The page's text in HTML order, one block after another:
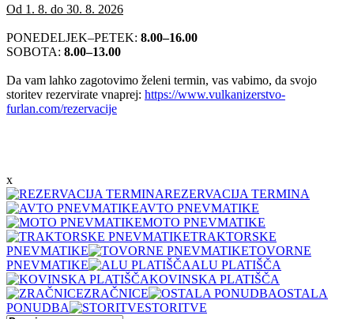
Od 1. 8. do 30. 8. 2026
PONEDELJEK–PETEK: 8.00–16.00
SOBOTA: 8.00–13.00
Da vam lahko zagotovimo želeni termin, vas vabimo, da svojo
storitev rezervirate vnaprej: https://www.vulkanizerstvo-
furlan.com/rezervacije
x
REZERVACIJA TERMINA
AVTO PNEVMATIKE
MOTO PNEVMATIKE
TRAKTORSKE
PNEVMATIKE
TOVORNE
PNEVMATIKE
ALU PLATIŠČA
KOVINSKA PLATIŠČA
ZRAČNICE
OSTALA
PONUDBA
STORITVE